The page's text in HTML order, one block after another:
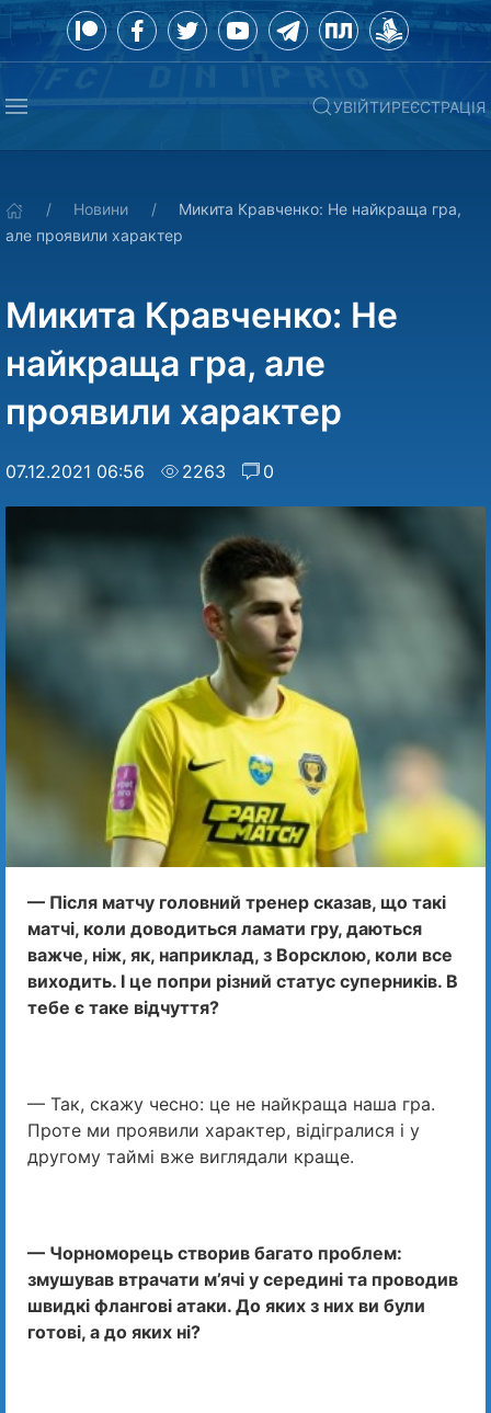
УВІЙТИРЕЄСТРАЦІЯ
Новини
Микита Кравченко: Не найкраща гра,
але проявили характер
Микита Кравченко: Не
найкраща гра, але
проявили характер
07.12.2021 06:56 2263 0
— Після матчу головний тренер сказав, що такі
матчі, коли доводиться ламати гру, даються
важче, ніж, як, наприклад, з Ворсклою, коли все
виходить. І це попри різний статус суперників. В
тебе є таке відчуття?
— Так, скажу чесно: це не найкраща наша гра.
Проте ми проявили характер, відігралися і у
другому таймі вже виглядали краще.
— Чорноморець створив багато проблем:
змушував втрачати м’ячі у середині та проводив
швидкі флангові атаки. До яких з них ви були
готові, а до яких ні?